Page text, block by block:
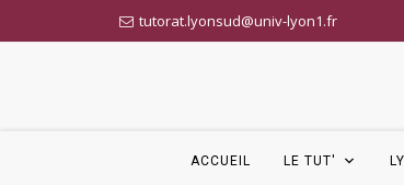
tutorat.lyonsud@univ-lyon1.fr
ACCUEIL LE TUT'